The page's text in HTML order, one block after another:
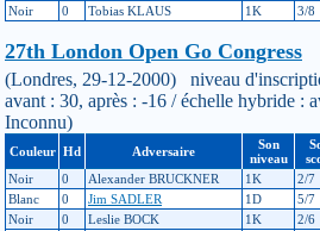
Noir
0 Tobias KLAUS 1K 3/8
27th London Open Go Congress
(Londres, 29-12-2000) niveau
avant : 30, après : -16 / échelle hybride :
Inconnu)
Couleur Hd Adversaire
Son
niveau
Noir
0 Alexander BRUCKNER 1K 2/7
Blanc
0 Jim SADLER 1D 5/7
Noir
0 Leslie BOCK 1K 2/6